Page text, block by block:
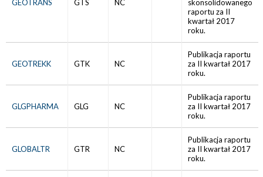
GEOTRANS GTS NC
skonsolidowanego
raportu za II
kwartał 2017
roku.
GEOTREKK GTK NC
Publikacja raportu
za II kwartał 2017
roku.
GLGPHARMA GLG NC
Publikacja raportu
za II kwartał 2017
roku.
GLOBALTR GTR NC
Publikacja raportu
za II kwartał 2017
roku.